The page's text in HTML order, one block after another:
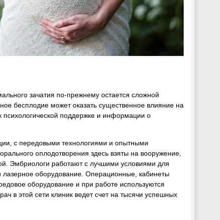
зачатия по-прежнему остается сложной
бесплодие может оказать существенное влияние на
психологической поддержке и информации о
с передовыми технологиями и опытными
оплодотворения здесь взяты на вооружение,
Эмбриологи работают с лучшими условиями для
оборудование. Операционные, кабинеты
оборудование и при работе используются
в этой сети клиник ведет счет на тысячи успешных